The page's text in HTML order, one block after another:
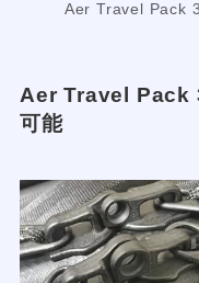
Aer Travel Pack
Aer Travel Pack
可能